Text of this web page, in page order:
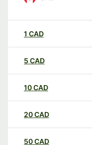
1 CAD
5 CAD
10CAD
20CAD
50CAD